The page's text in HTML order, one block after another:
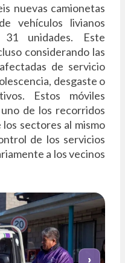
nuevas camionetas
vehículos livianos
unidades. Este
considerando las
de servicio
desgaste o
Estos móviles
de los recorridos
sectores al mismo
de los servicios
a los vecinos
›